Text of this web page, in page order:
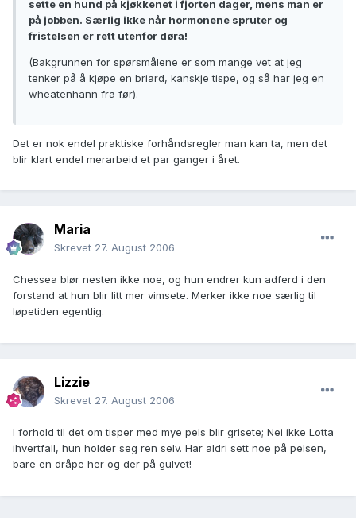
sette en hund på kjøkkenet i fjorten dager, mens man er
på jobben. Særlig ikke når hormonene spruter og
fristelsen er rett utenfor døra!
(Bakgrunnen for spørsmålene er som mange vet at jeg
tenker på å kjøpe en briard, kanskje tispe, og så har jeg en
wheatenhann fra før).
Det er nok endel praktiske forhåndsregler man kan ta, men det
blir klart endel merarbeid et par ganger i året.
Maria
Skrevet 27. August 2006
Chessea blør nesten ikke noe, og hun endrer kun adferd i den
forstand at hun blir litt mer vimsete. Merker ikke noe særlig til
løpetiden egentlig.
Lizzie
Skrevet 27. August 2006
I forhold til det om tisper med mye pels blir grisete; Nei ikke Lotta
ihvertfall, hun holder seg ren selv. Har aldri sett noe på pelsen,
bare en dråpe her og der på gulvet!